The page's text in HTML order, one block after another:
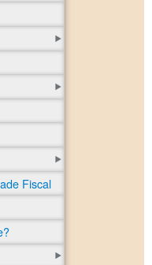
Fiscal